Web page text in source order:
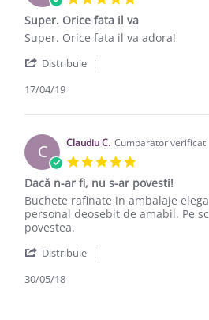
Super. Orice fata il va
Review by Daniel O. on 17 Apr 2019
review stating Super. Orice fata il va
Super. Orice fata il va adora!
Distribuie
17/04/19
C Claudiu C. Cumparator verificat
Dacă n-ar fi, nu s-ar povesti!
Review by Claudiu C. on 30 May
review stating Dacă n-ar fi, nu s-
Buchete rafinate in ambalaje
personal deosebit de amabil. Pe
povestea.
Distribuie
30/05/18